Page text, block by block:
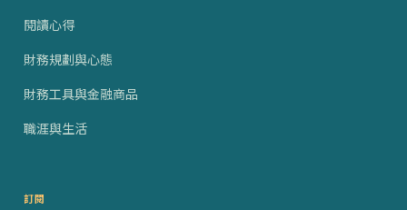
閱讀心得
財務規劃與心態
財務工具與金融商品
職涯與生活
訂閱